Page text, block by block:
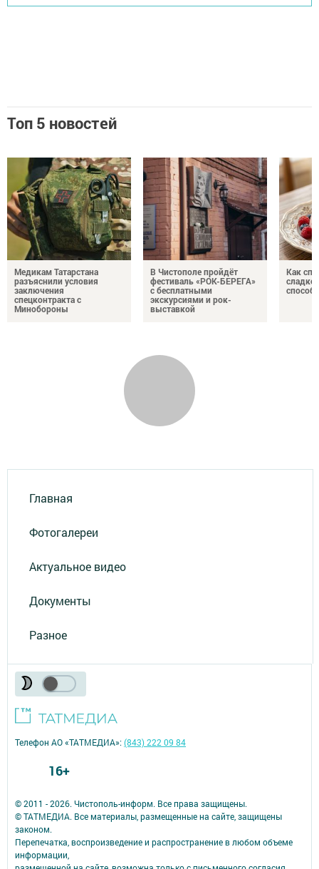
Топ 5 новостей
Медикам Татарстана
разъяснили условия
заключения
спецконтракта с
Минобороны
В Чистополе пройдёт
фестиваль «РОК-БЕРЕГА»
с бесплатными
экскурсиями и рок-
выставкой
Как
Главная
Фотогалереи
Актуальное видео
Документы
Разное
© 2011 - 2026. Чистополь-информ. Все права защищены.
© ТАТМЕДИА. Все материалы, размещенные на сайте, защищены
законом.
Перепечатка, воспроизведение и распространение в любом объеме
информации,
Телефон АО «ТАТМЕДИА»:(843) 222 09 84
16+